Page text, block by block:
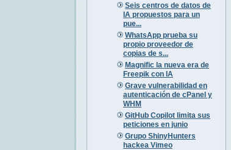
Seis centros de datos de
IA propuestos para un
pue...
WhatsApp prueba su
propio proveedor de
copias de s...
Magnific la nueva era de
Freepik con IA
Grave vulnerabilidad en
autenticación de cPanel y
WHM
GitHub Copilot limita sus
peticiones en junio
Grupo ShinyHunters
hackea Vimeo